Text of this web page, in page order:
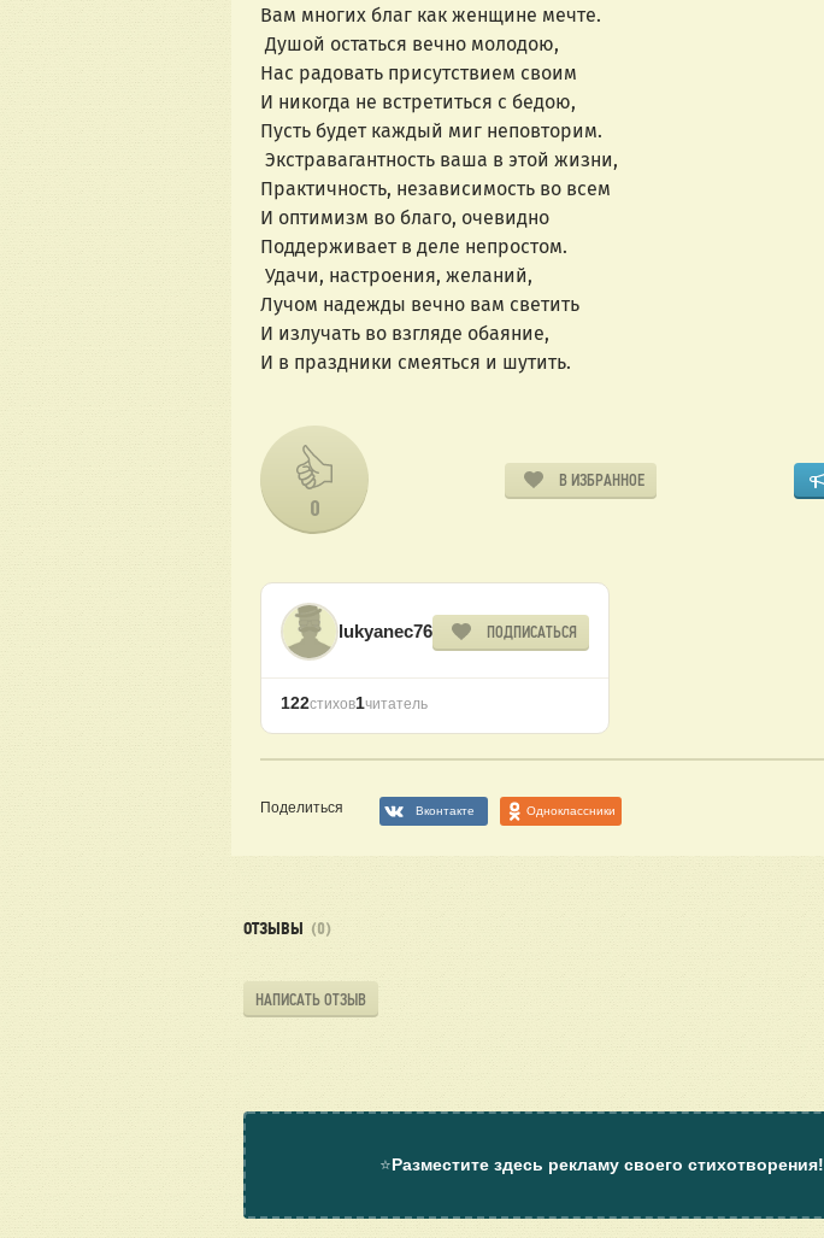
Вам многих благ как женщине мечте.
Душой остаться вечно молодою,
Нас радовать присутствием своим
И никогда не встретиться с бедою,
Пусть будет каждый миг неповторим.
Экстравагантность ваша в этой жизни,
Практичность, независимость во всем
И оптимизм во благо, очевидно
Поддерживает в деле непростом.
Удачи, настроения, желаний,
Лучом надежды вечно вам светить
И излучать во взгляде обаяние,
И в праздники смеяться и шутить.
0
В ИЗБРАННОЕ
lukyanec76 ПОДПИСАТЬСЯ
122стихов1читатель
Поделиться Вконтакте Одноклассники
ОТЗЫВЫ (0)
НАПИСАТЬ ОТЗЫВ
⭐Разместите здесь рекламу своего стихотворения!